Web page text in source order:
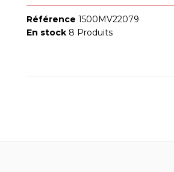
Référence 1500MV22079
En stock 8 Produits